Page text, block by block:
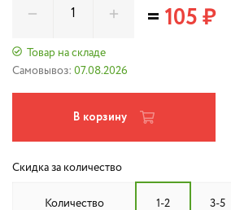
Товар на складе
Самовывоз: 07.08.2026
=105 ₽
В корзину
Скидка за количество
Количество 1-2 3-5